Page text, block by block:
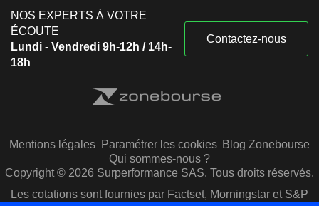
NOS EXPERTS À VOTRE
ÉCOUTE
Lundi - Vendredi 9h-12h / 14h-
18h
Contactez-nous
Mentions légales Paramétrer les cookies Blog Zonebourse
Qui sommes-nous ?
Copyright © 2026 Surperformance SAS. Tous droits réservés.
Les cotations sont fournies par Factset, Morningstar et S&P